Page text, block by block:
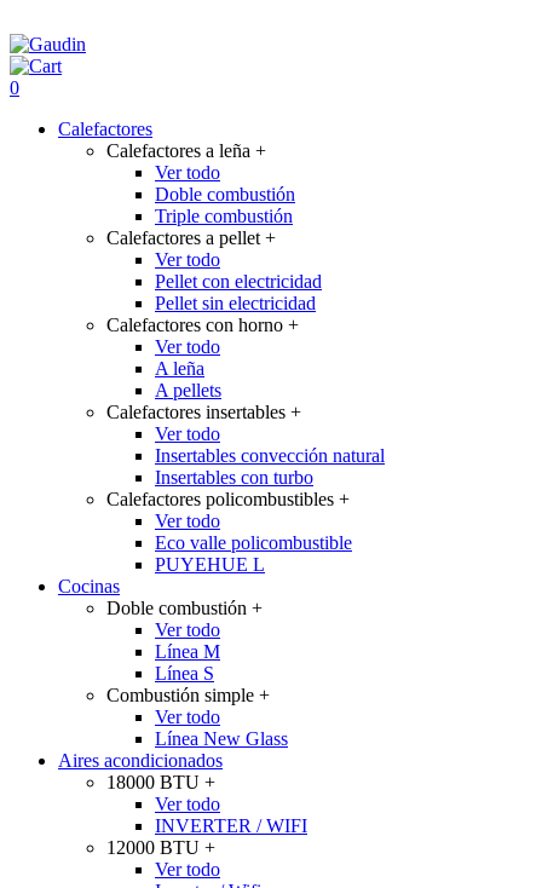
0
Calefactores
Calefactores a leña +
Ver todo
Doble combustión
Triple combustión
Calefactores a pellet +
Ver todo
Pellet con electricidad
Pellet sin electricidad
Calefactores con horno +
Ver todo
A leña
A pellets
Calefactores insertables +
Ver todo
Insertables convección natural
Insertables con turbo
Calefactores policombustibles +
Ver todo
Eco valle policombustible
PUYEHUE L
Cocinas
Doble combustión +
Ver todo
Línea M
Línea S
Combustión simple +
Ver todo
Línea New Glass
Aires acondicionados
18000 BTU +
Ver todo
INVERTER / WIFI
12000 BTU +
Ver todo